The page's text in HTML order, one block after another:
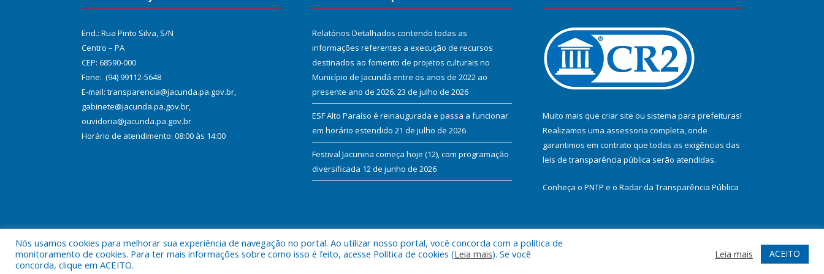
End.: Rua Pinto Silva, S/N
Centro – PA
CEP: 68590-000
Fone: (94) 99112-5648
E-mail: transparencia@jacunda.pa.gov.br,
gabinete@jacunda.pa.gov.br,
ouvidoria@jacunda.pa.gov.br
Horário de atendimento: 08:00 às 14:00
Relatórios Detalhados contendo todas as
informações referentes a execução de recursos
destinados ao fomento de projetos culturais no
Município de Jacundá entre os anos de 2022 ao
presente ano de 2026. 23 de julho de 2026
ESF Alto Paraíso é reinaugurada e passa a funcionar
em horário estendido 21 de julho de 2026
Festival Jacunina começa hoje (12), com programação
diversificada 12 de junho de 2026
Muito mais que criar site ou sistema para prefeituras!
Realizamos uma assessoria completa, onde
garantimos em contrato que todas as exigências das
leis de transparência pública serão atendidas.
Conheça o PNTP e o Radar da Transparência Pública
Todos os direitos reservados a Prefeitura Municipal de Jacundá. Mapa do Site Acessar Webmail
Nós usamos cookies para melhorar sua experiência de navegação no portal. Ao utilizar nosso portal, você concorda com a política de
monitoramento de cookies. Para ter mais informações sobre como isso é feito, acesse Política de cookies (Leia mais). Se você
concorda, clique em ACEITO.
Leia mais ACEITO